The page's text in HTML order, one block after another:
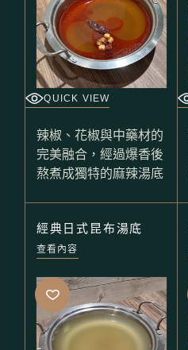
QUICK VIEW
辣椒、花椒與中藥材的
完美融合，經過爆香後
熬煮成獨特的麻辣湯底
經典日式昆布湯底
查看內容